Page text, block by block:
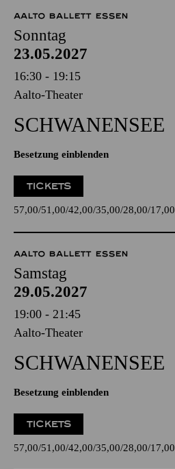
AALTO BALLETT ESSEN
Sonntag
23.05.2027
16:30 - 19:15
Aalto-Theater
SCHWANEN­SEE
Besetzung einblenden
TICKETS
57,00 51,00 42,00 35,00 28,00 17,00
AALTO BALLETT ESSEN
Samstag
29.05.2027
19:00 - 21:45
Aalto-Theater
SCHWANEN­SEE
Besetzung einblenden
TICKETS
57,00 51,00 42,00 35,00 28,00 17,00